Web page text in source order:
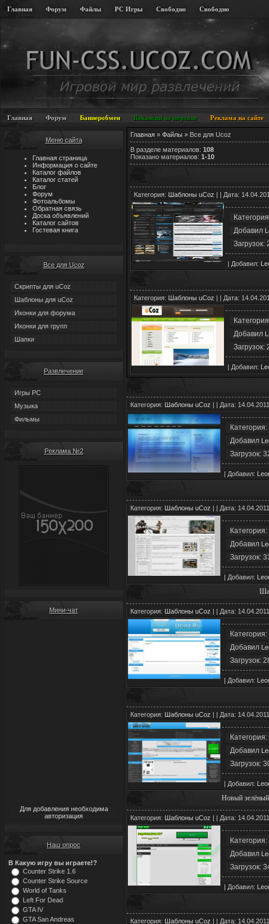
Главная Форум Файлы PC Игры Свободно Свободно
Главная Форум Баннеробмен Вакансии на портале Реклама на сайте
Меню сайта
Главная страница
Информация о сайте
Каталог файлов
Каталог статей
Блог
Форум
Фотоальбомы
Обратная связь
Доска объявлений
Каталог сайтов
Гостевая книга
Все для Ucoz
Скрипты для uCoz
Шаблоны для uCoz
Иконки для форума
Иконки для групп
Шапки
Развлечение
Игры PC
Музыка
Фильмы
Реклама №2
Мини-чат
Для добавления необходима
авторизация
Наш опрос
В Какую игру вы играете!?
Counter Strike 1.6
Counter Strike Source
World of Tanks
Left For Dead
GTA IV
GTA San Andreas
Главная » Файлы » Все для Ucoz
В разделе материалов: 108
Показано материалов: 1-10
Категория: Шаблоны uCoz | | Дата:
Добавил
Загрузок:
| Добавил:
Категория: Шаблоны uCoz | | Дата:
Добавил
Загрузок:
| Добавил:
Категория: Шаблоны uCoz | | Дата: 14.04.2011
Категория:
Добавил
Загрузок:
| Добавил:
Категория: Шаблоны uCoz | | Дата: 14.04.2011
Категория:
Добавил
Загрузок:
| Добавил:
Категория: Шаблоны uCoz | | Дата: 14.04.2011
Категория:
Добавил
Загрузок:
| Добавил:
Категория: Шаблоны uCoz | | Дата: 14.04.2011
Категория:
Добавил
Загрузок:
| Добавил:
Новый
Категория: Шаблоны uCoz | | Дата: 14.04.2011
Категория:
Добавил
Загрузок:
| Добавил:
Категория: Шаблоны uCoz | | Дата: 14.04.2011